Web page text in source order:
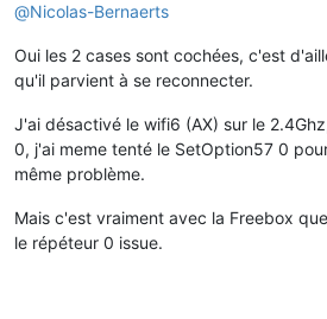
@Nicolas-Bernaerts
Oui les 2 cases sont cochées, c'est
qu'il parvient à se reconnecter.
J'ai désactivé le wifi6 (AX) sur le
0, j'ai meme tenté le SetOption57 0
même problème.
Mais c'est vraiment avec la Freebox
le répéteur 0 issue.